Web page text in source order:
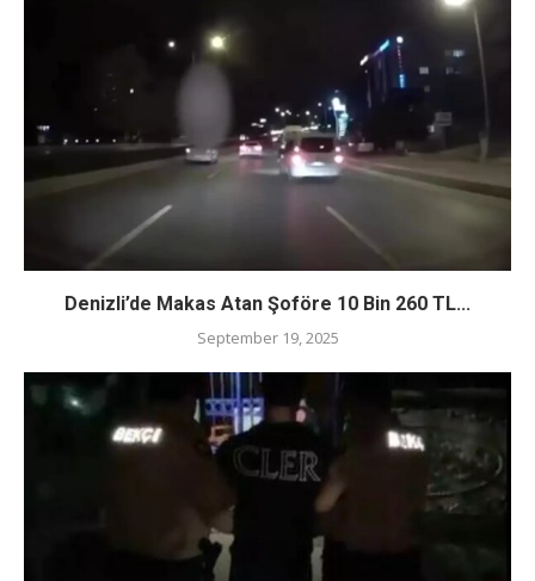
Denizli’de Makas Atan Şoföre 10 Bin 260 TL...
September 19, 2025